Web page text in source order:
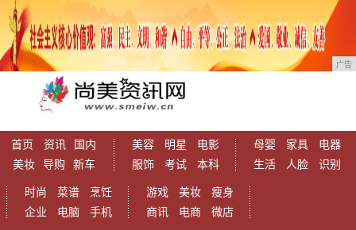
广告
首页 资讯
国内
美妆
导购 新车
美容 明星
电影
服饰
考试 本科
母婴 家具
电器
生活
人脸 识别
时尚 菜谱
烹饪
企业
电脑 手机
游戏 美妆
瘦身
商讯
电商 微店